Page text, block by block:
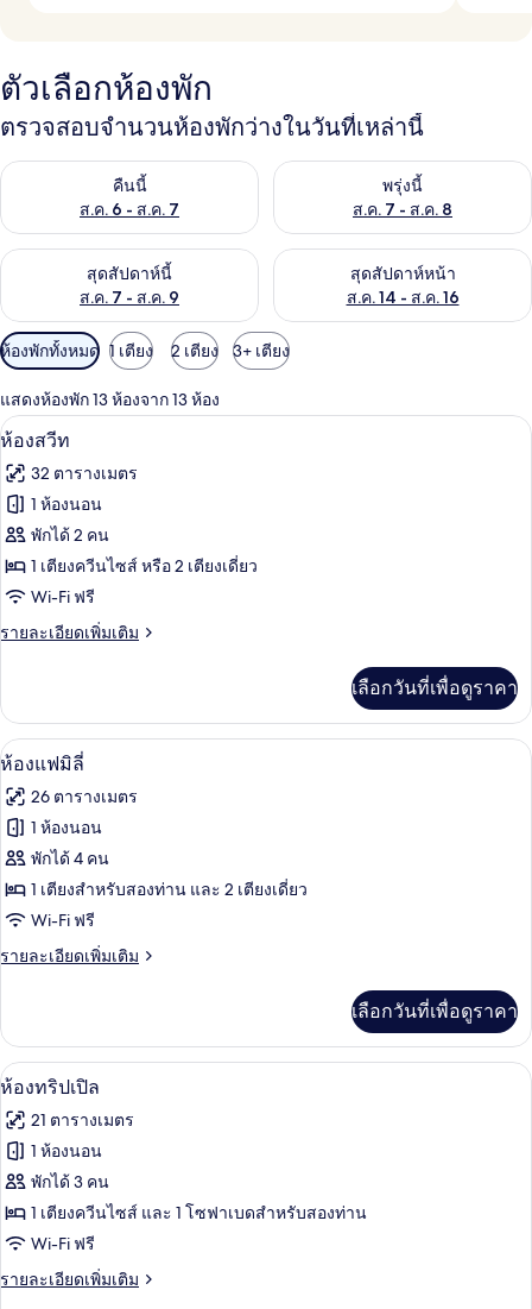
ตัวเลือกห้องพัก
ตรวจสอบจำนวนห้องพักว่างในวันที่เหล่านี้
คืนนี้
ส.ค. 6 - ส.ค. 7
ตรวจสอบจำนวนห้องพักว่างในคืนนี้ ส.ค. 6 - ส.ค. 7พรุ่งนี้
ส.ค. 7 - ส.ค. 8
ตรวจสอบจำนวนห้องพักว่างใน
สุดสัปดาห์นี้
ส.ค. 7 - ส.ค. 9
ตรวจสอบจำนวนห้องพักว่างในสุดสัปดาห์นี้ ส.ค. 7 - ส.ค. 9
สุดสัปดาห์หน้า
ส.ค. 14 - ส.ค. 16
ตรวจสอบจำนวนห้องพักว่างใน
ตัว
กรอง
ที่
มี
ให้
สำหรับ
ห้อง
พัก
ห้องพักทั้งหมด 1 เตียง 2 เตียง 3+ เตียง
แสดงห้องพัก 13 ห้องจาก 13 ห้อง
เปิด
ภาพถ่าย
ทั้งหมด
ของ
ห้อง
สวีท
ห้องสวีท | เครื่องนอนระดับพรีเมียม,
9
ห้องสวีท
32 ตารางเมตร
1 ห้องนอน
พักได้ 2 คน
1 เตียงควีนไซส์ หรือ 2 เตียงเดี่ยว
Wi-Fi ฟรี
รายละเอียดเพิ่มเติม
ราย
เกี่ยว
กับ
ห้อง
ท
เลือกวันที่เพื่อดูราคา
เปิด
ภาพถ่าย
ทั้งหมด
ของ
ห้อง
แฟ
มิ
เครื่องนอนระดับพรีเมียม, มินิบาร์, ตู้นิ
6
ห้องแฟมิลี่
26 ตารางเมตร
1 ห้องนอน
พักได้ 4 คน
1 เตียงสำหรับสองท่าน และ 2 เตียงเดี่ยว
Wi-Fi ฟรี
รายละเอียดเพิ่มเติม
ราย
เกี่ยว
กับ
ห้อง
มิ
ลี่
เลือกวันที่เพื่อดูราคา
เปิด
ภาพถ่าย
ทั้งหมด
ของ
ห้อง
ทริปเปิล
เครื่องนอนระดับพรีเมียม, มินิบาร์, ตู้นิ
9
ห้องทริปเปิล
21 ตารางเมตร
1 ห้องนอน
พักได้ 3 คน
1 เตียงควีนไซส์ และ 1 โซฟาเบดสำหรับสองท่าน
Wi-Fi ฟรี
รายละเอียดเพิ่มเติม
ราย